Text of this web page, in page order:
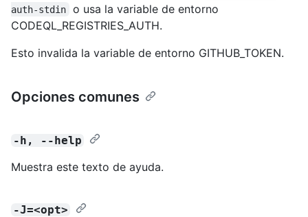
auth-stdin
o usa la variable de entorno
CODEQL_REGISTRIES_AUTH.
Esto invalida la variable de entorno GITHUB_TOKEN.
Opciones comunes
-h, --help
Muestra este texto de ayuda.
-J=<opt>